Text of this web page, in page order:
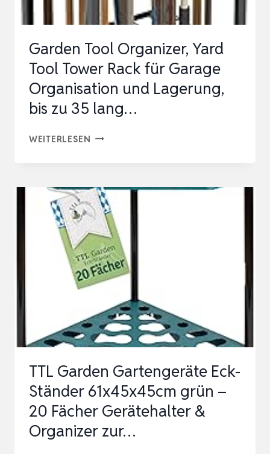
Garden Tool Organizer, Yard
Tool Tower Rack für Garage
Organisation und Lagerung,
bis zu 35 lang…
WEITERLESEN GARDEN
YARD
TOOL
TOWER
RACK
FÜR
GARAGE
ORGANISATION
UND
LAGERUNG,
ZU
35
LANG…
TTL Garden Gartengeräte Eck-
Ständer 61x45x45cm grün –
20 Fächer Gerätehalter &
Organizer zur…